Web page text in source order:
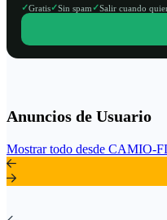
✓Gratis✓Sin spam✓Salir cuando
Anuncios de Usuario
Mostrar todo desde CAMIO-